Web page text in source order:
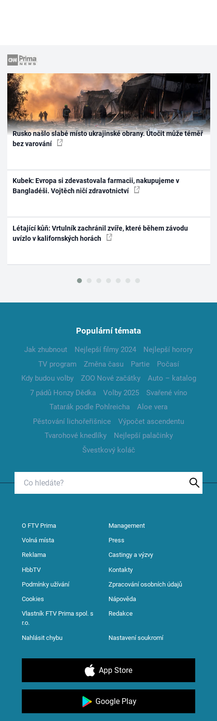
Rusko našlo slabé místo ukrajinské obrany. Útočit může téměř
bez varování
Kubek: Evropa si zdevastovala farmacii, nakupujeme v
Bangladéši. Vojtěch ničí zdravotnictví
Létající kůň: Vrtulník zachránil zvíře, které během závodu
uvízlo v kalifornských horách
Populární témata
Jak zhubnout Nejlepší filmy 2024
Nejlepší horory
TV program
Změna času Partie
Počasí
Kdy budou volby
ZOO Nové začátky
Auto – katalog
7 pádů Honzy Dědka
Volby 2025
Svařené víno
Tatarák podle Pohlreicha
Aloe vera
Pěstování lichořeřišnice
Výpočet ascendentu
Tvarohové knedlíky
Nejlepší palačinky
Švestkový koláč
O FTV Prima Management
Volná místa Press
Reklama Castingy a výzvy
HbbTV Kontakty
Podmínky užívání Zpracování osobních údajů
Cookies Nápověda
Vlastník FTV Prima spol. s
r.o.
Redakce
Nahlásit chybu Nastavení soukromí
App Store
Google Play